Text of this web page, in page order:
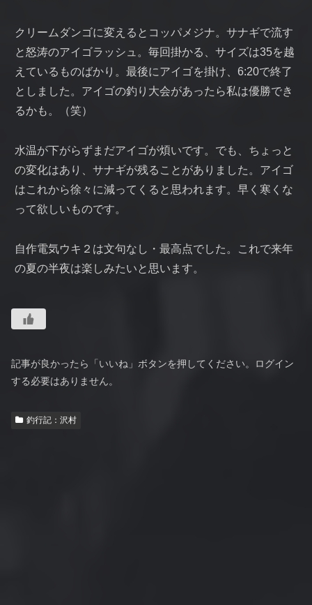
クリームダンゴに変えるとコッパメジナ。サナギで流す
と怒涛のアイゴラッシュ。毎回掛かる、サイズは35を越
えているものばかり。最後にアイゴを掛け、6:20で終了
としました。アイゴの釣り大会があったら私は優勝でき
るかも。（笑）
水温が下がらずまだアイゴが煩いです。でも、ちょっと
の変化はあり、サナギが残ることがありました。アイゴ
はこれから徐々に減ってくると思われます。早く寒くな
って欲しいものです。
自作電気ウキ２は文句なし・最高点でした。これで来年
の夏の半夜は楽しみたいと思います。
記事が良かったら「いいね」ボタンを押してください。ログイン
する必要はありません。
釣行記：沢村